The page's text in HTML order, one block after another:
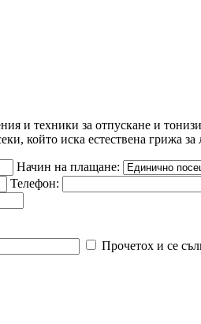
и техники за отпускане и
който иска естествена грижа за
Начин на плащане:
Телефон:
Прочетох и се